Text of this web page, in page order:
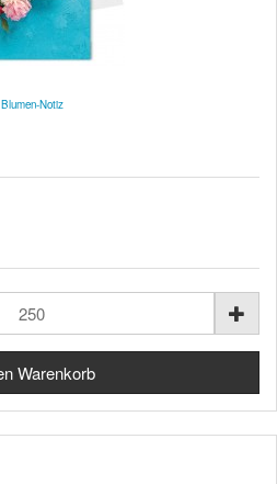
Blumen-Notiz